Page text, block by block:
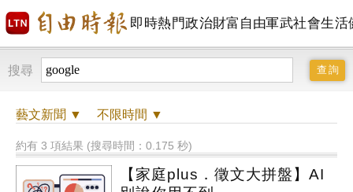
即時熱門政治財富自由軍武社會生活
搜尋
藝文新聞 ▼ 不限時間 ▼
約有 3 項結果 (搜尋時間：0.175 秒)
【家庭plus．徵文大拼盤】AI